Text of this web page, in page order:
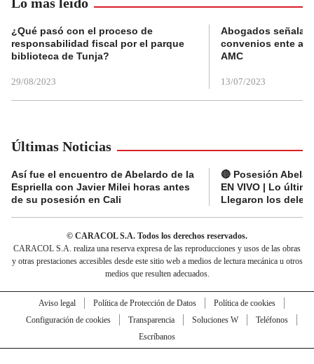
¿Qué pasó con el proceso de
responsabilidad fiscal por el parque
biblioteca de Tunja?
29/08/2023
Abogados
convenios ente
AMC
13/07/2023
Últimas Noticias
Así fue el encuentro de Abelardo de la
Espriella con Javier Milei horas antes
de su posesión en Cali
🔴 Posesión
EN VIVO | Lo
Llegaron los
© CARACOL S.A. Todos los derechos reservados.
CARACOL S.A. realiza una reserva expresa de las reproducciones y usos de las obras
y otras prestaciones accesibles desde este sitio web a medios de lectura mecánica u otros
medios que resulten adecuados.
Aviso legal Política de Protección de Datos
Política de cookies
Configuración de cookies
Transparencia Soluciones W
Teléfonos
Escríbanos